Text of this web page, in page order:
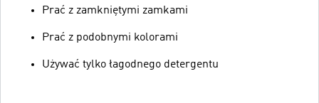
Prać z zamkniętymi zamkami
Prać z podobnymi kolorami
Używać tylko łagodnego detergentu